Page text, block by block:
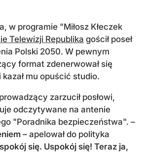
w programie "Miłosz Kłeczek
Telewizji Republika gościł poseł
Polski 2050. W pewnym
format zdenerwował się
mu opuścić studio.
zarzucił posłowi,
odczytywane na antenie
"Poradnika bezpieczeństwa". –
– apelował do polityka
się. Uspokój się! Teraz ja,